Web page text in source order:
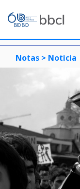
Notas > Noticia